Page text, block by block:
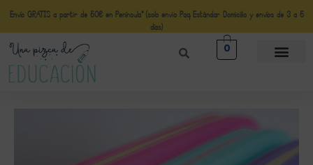
Envío GRATIS a partir de 50€ en Península* (solo envio Paq Estándar Domicilio y envíos de 3 a 5
días)
0